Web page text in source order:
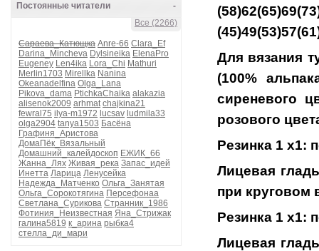
-
Постоянные читатели
Все (2266)
Сараева_Катющка Anre-66 Clara_Ef
Darina_Mincheva Dylsineika ElenaPro
Eugeney Len4ika Lora_Chi Mathuri
Merlin1703 Mirellka Nanina
Okeanadelfina Olga_Lana
Pikova_dama PtichkaChaika alakazia
alisenok2009 arhmat chajkina21
fewral75 ilya-m1972 lucsav ludmila33
olga2904 tanya1503 Басёна
Графиня_Аристова
ДомаПёк_Вязальный
Домашний_калейдоскоп ЕЖИК_66
Жанна_Лях Живая_река Запас_идей
Инетта Ларица Ленусейка
Надежда_Матченко Ольга_Занятая
Ольга_Сорокотягина Персефонаа
Светлана_Сурикова Странник_1986
Фотиния_Неизвестная Яна_Стрижак
галина5819 к_арина рыбка4
стелла_ди_мари
Для вязания
(100%
сиреневого
розового
Резинка 1 х1:
Лицевая
при круговом
Резинка 1 х1:
Лицевая